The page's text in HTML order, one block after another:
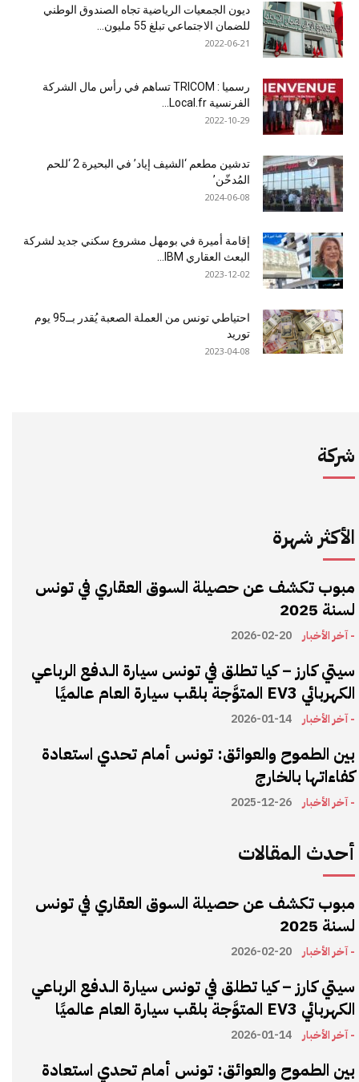
ديون الجمعيات الرياضية تجاه الصندوق الوطني
للضمان الاجتماعي تبلغ 55 مليون...
2022-06-21
رسميا : TRICOM تساهم في رأس مال الشركة
الفرنسية Local.fr...
2022-10-29
تدشين مطعم ‘الشيف إياد’ في البحيرة 2 ‘للحم
المُدخّن’
2024-06-08
إقامة أميرة في بومهل مشروع سكني جديد لشركة
البعث العقاري IBM...
2023-12-02
احتياطي تونس من العملة الصعبة يُقدر بــ95 يوم
توريد
2023-04-08
شركة
الأكثر شهرة
مبوب تكشف عن حصيلة السوق العقاري في تونس
لسنة 2025
- آخر الأخبار 2026-02-20
سيتي كارز – كيا تطلق في تونس سيارة الـدفع الرباعي
الكهربائي EV3 المتوَّجة بلقب سيارة العام عالميًا
- آخر الأخبار 2026-01-14
بين الطموح والعوائق: تونس أمام تحدي استعادة
كفاءاتها بالخارج
- آخر الأخبار 2025-12-26
أحدث المقالات
مبوب تكشف عن حصيلة السوق العقاري في تونس
لسنة 2025
- آخر الأخبار 2026-02-20
سيتي كارز – كيا تطلق في تونس سيارة الـدفع الرباعي
الكهربائي EV3 المتوَّجة بلقب سيارة العام عالميًا
- آخر الأخبار 2026-01-14
بين الطموح والعوائق: تونس أمام تحدي استعادة